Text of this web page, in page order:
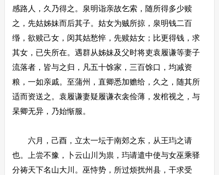
感路人，久乃得之。泉明诣亲故乞索，随所得多少赎
之，先姑姊妹而后其子。姑女为贼所掠，泉明钱二百
缗，欲赎己女，闵其姑愁悴，先赎姑女；比更得钱，求
其女，已失所在。遇群从姊妹及父时将吏袁履谦等妻子
流落者，皆与之归，凡五十馀家，三百馀口，均减资
粮，一如亲戚。至蒲州，直卿悉加赡给，久之，随其所
适而资送之。袁履谦妻疑履谦衣衾俭薄，发棺视之，与
杲卿无异，乃始惭服。
六月，己酉，立太一坛于南郊之东，从王玙之请
也。上尝不豫，卜云山川为祟，玙请遣中使与女巫乘驿
分祷天下名山大川。巫恃势，所过烦扰州县，干求受